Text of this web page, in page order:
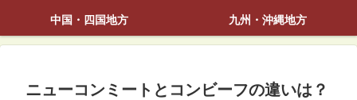
中国・四国地方 九州・沖縄地方
ニューコンミートとコンビーフの違いは？